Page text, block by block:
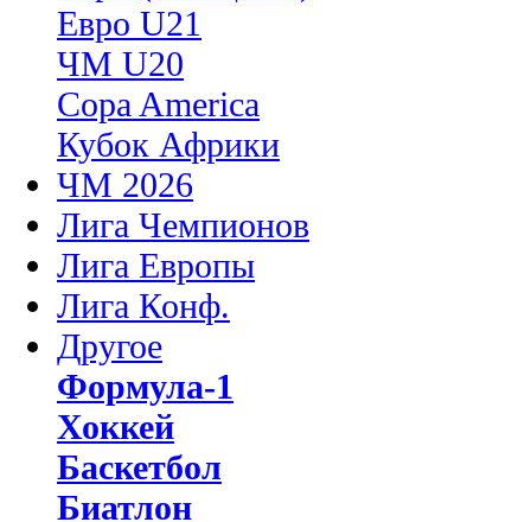
Евро U21
ЧМ U20
Copa America
Кубок Африки
ЧМ 2026
Лига Чемпионов
Лига Европы
Лига Конф.
Другое
Формула-1
Хоккей
Баскетбол
Биатлон